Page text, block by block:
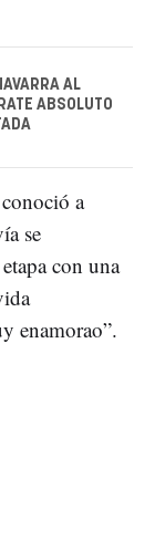
AL
ABSOLUTO
a
se
con una
enamorao”.